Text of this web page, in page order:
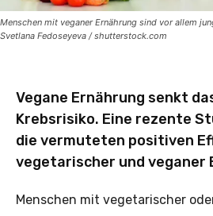
Menschen mit veganer Ernährung sind vor allem
Svetlana Fedoseyeva / shutterstock.com
Vegane Ernährung senkt
Krebsrisiko. Eine rezente
die vermuteten positiven
vegetarischer und veganer
Menschen mit vegetarischer